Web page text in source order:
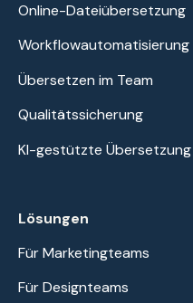
Online-Dateiübersetzung
Workflowautomatisierung
Übersetzen im Team
Qualitätssicherung
KI-gestützte Übersetzung
Lösungen
Für Marketingteams
Für Designteams